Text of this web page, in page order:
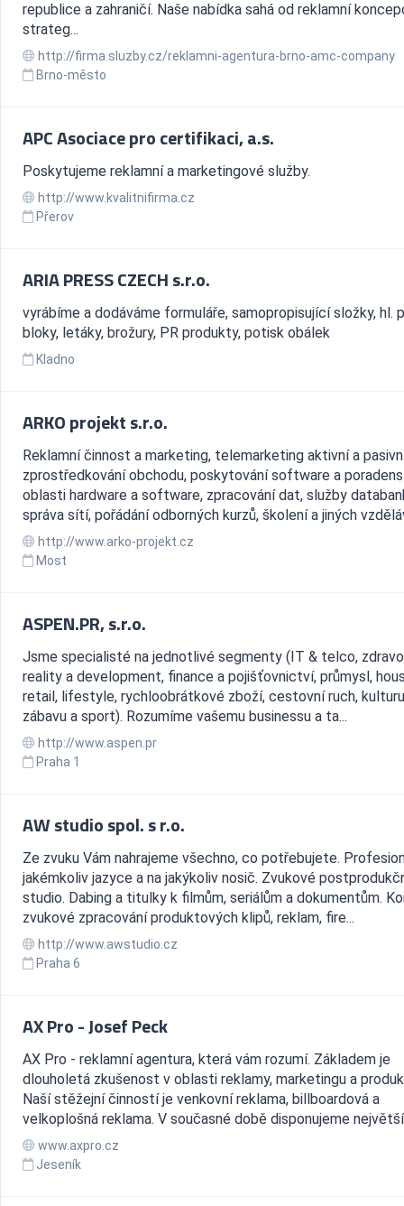
republice a zahraničí. Naše nabídka sahá od reklamní
strateg...
http://firma.sluzby.cz/reklamni-agentura-brno-amc-company
Brno-město
APC Asociace pro certifikaci, a.s.
Poskytujeme reklamní a marketingové služby.
http://www.kvalitnifirma.cz
Přerov
ARIA PRESS CZECH s.r.o.
vyrábíme a dodáváme formuláře, samopropisující složky, hl.
bloky, letáky, brožury, PR produkty, potisk obálek
Kladno
ARKO projekt s.r.o.
Reklamní činnost a marketing, telemarketing aktivní a
zprostředkování obchodu, poskytování software a
oblasti hardware a software, zpracování dat, služby
správa sítí, pořádání odborných kurzů, školení a jiných
http://www.arko-projekt.cz
Most
ASPEN.PR, s.r.o.
Jsme specialisté na jednotlivé segmenty (IT & telco,
reality a development, finance a pojišťovnictví, průmysl,
retail, lifestyle, rychloobrátkové zboží, cestovní ruch,
zábavu a sport). Rozumíme vašemu businessu a ta...
http://www.aspen.pr
Praha 1
AW studio spol. s r.o.
Ze zvuku Vám nahrajeme všechno, co potřebujete.
jakémkoliv jazyce a na jakýkoliv nosič. Zvukové
studio. Dabing a titulky k filmům, seriálům a dokumentům.
zvukové zpracování produktových klipů, reklam, fire...
http://www.awstudio.cz
Praha 6
AX Pro - Josef Peck
AX Pro - reklamní agentura, která vám rozumí. Základem je
dlouholetá zkušenost v oblasti reklamy, marketingu a
Naší stěžejní činností je venkovní reklama, billboardová a
velkoplošná reklama. V současné době disponujeme
www.axpro.cz
Jeseník